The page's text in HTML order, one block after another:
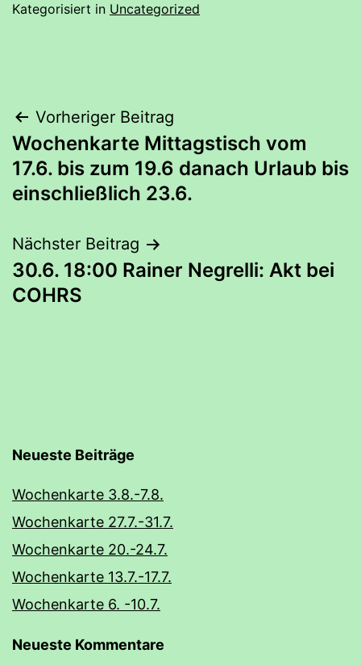
Kategorisiert in Uncategorized
Beitrags-
Navigation
Vorheriger Beitrag
Wochenkarte Mittagstisch vom
17.6. bis zum 19.6 danach Urlaub bis
einschließlich 23.6.
Nächster Beitrag
30.6. 18:00 Rainer Negrelli: Akt bei
COHRS
Neueste Beiträge
Wochenkarte 3.8.-7.8.
Wochenkarte 27.7.-31.7.
Wochenkarte 20.-24.7.
Wochenkarte 13.7.-17.7.
Wochenkarte 6. -10.7.
Neueste Kommentare